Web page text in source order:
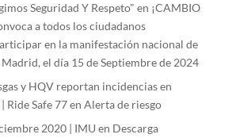
Seguridad Y Respeto" en ¡CAMBIO
a todos los ciudadanos
en la manifestación nacional de
el día 15 de Septiembre de 2024
y HQV reportan incidencias en
Ride Safe 77en Alerta de riesgo
2020 | IMU en Descarga